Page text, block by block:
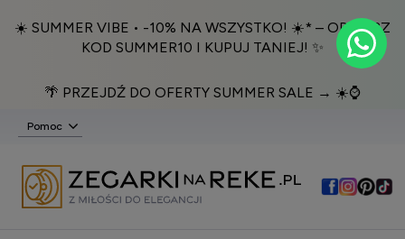
☀️ SUMMER VIBE • -10% NA WSZYSTKO! ☀️* – ODBIERZ
KOD SUMMER10 I KUPUJ TANIEJ! ✨
🌴 PRZEJDŹ DO OFERTY SUMMER SALE → ☀️⌚️
Pomoc